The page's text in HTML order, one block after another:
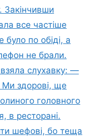
Закінчивши
все частіше
по обіді, а
не брали.
взяла слухавку: —
здорові, ще
головного
в ресторані.
шефові, бо теща